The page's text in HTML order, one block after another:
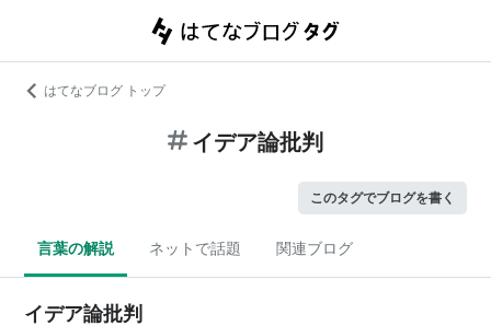
はてなブログ トップ
イデア論批判
このタグでブログを書く
言葉の解説 ネットで話題 関連ブログ
イデア論批判